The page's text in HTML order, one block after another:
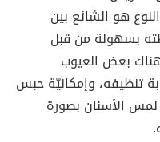
هو الشائع بين
بسهولة من قبل
بعض العيوب
تنظيفه، وإمكانيّة حبس
الأسنان بصورة